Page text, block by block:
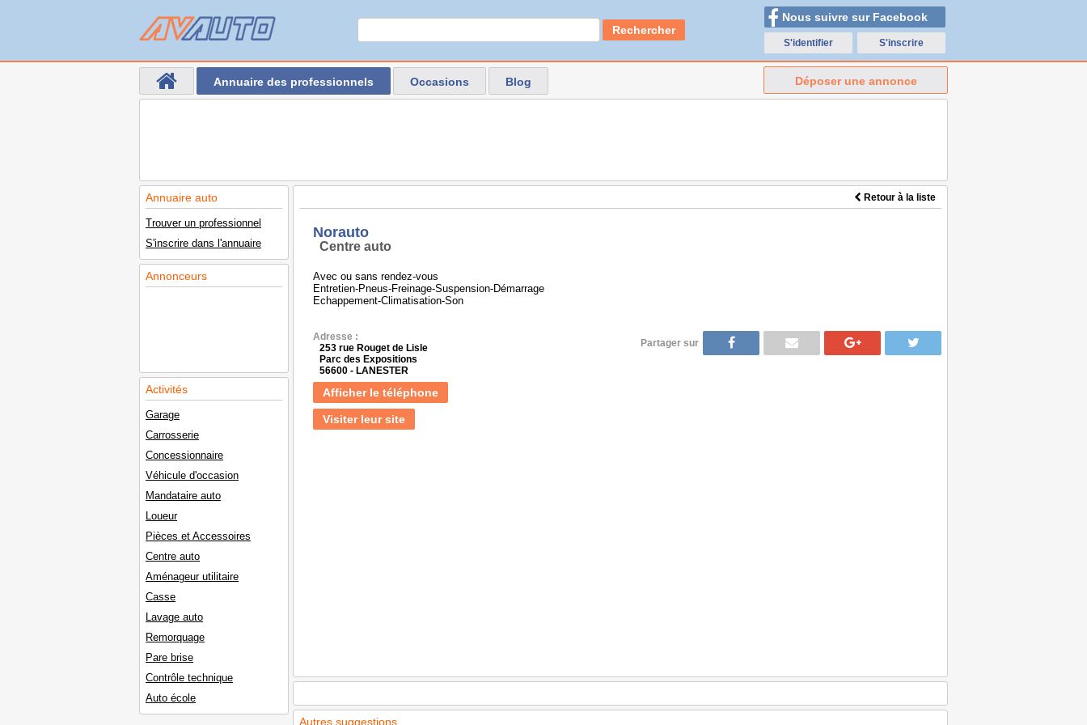
Rechercher
Nous suivre sur Facebook
S'identifier S'inscrire
Annuaire des professionnels Occasions Blog Déposer une annonce
Annuaire auto
Trouver un professionnel
S'inscrire dans l'annuaire
Annonceurs
Activités
Garage
Carrosserie
Concessionnaire
Véhicule d'occasion
Mandataire auto
Loueur
Pièces et Accessoires
Centre auto
Aménageur utilitaire
Casse
Lavage auto
Remorquage
Pare brise
Contrôle technique
Auto école
Retour à la liste
Norauto
Centre auto
Avec ou sans rendez-vous
Entretien-Pneus-Freinage-Suspension-Démarrage
Echappement-Climatisation-Son
Adresse :
253 rue Rouget de Lisle
Parc des Expositions
56600 - LANESTER
Afficher le téléphone
Visiter leur site
Partager sur
Autres suggestions